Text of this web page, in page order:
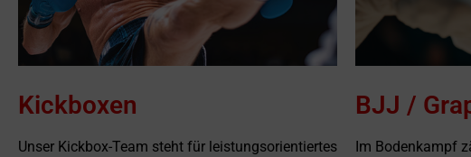
Kickboxen
Unser Kickbox-Team steht für leistungsorientiertes
BJJ /
Im Bodenkampf